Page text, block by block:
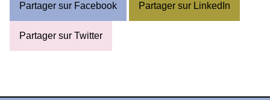
Partager sur Facebook Partager sur LinkedIn
Partager sur Twitter